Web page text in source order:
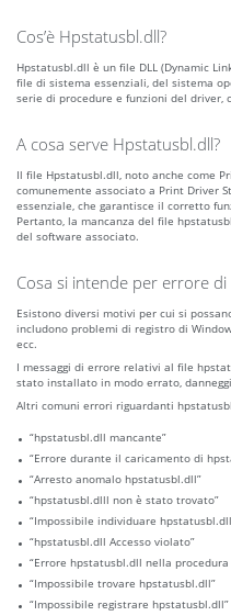
Cos’è Hpstatusbl.dll?
Hpstatusbl.dll è un file DLL (Dynamic
file di sistema essenziali, del sistema
serie di procedure e funzioni del driver,
A cosa serve Hpstatusbl.dll?
Il file Hpstatusbl.dll, noto anche come
comunemente associato a Print Driver
essenziale, che garantisce il corretto
Pertanto, la mancanza del file
del software associato.
Cosa si intende per errore
Esistono diversi motivi per cui si
includono problemi di registro di
ecc.
I messaggi di errore relativi al file
stato installato in modo errato,
Altri comuni errori riguardanti
“hpstatusbl.dll mancante”
“Errore durante il caricamento di
“Arresto anomalo hpstatusbl.dll”
“hpstatusbl.dlll non è stato trovato”
“Impossibile individuare
“hpstatusbl.dll Accesso violato”
“Errore hpstatusbl.dll nella
“Impossibile trovare hpstatusbl.dll”
“Impossibile registrare hpstatusbl.dll”